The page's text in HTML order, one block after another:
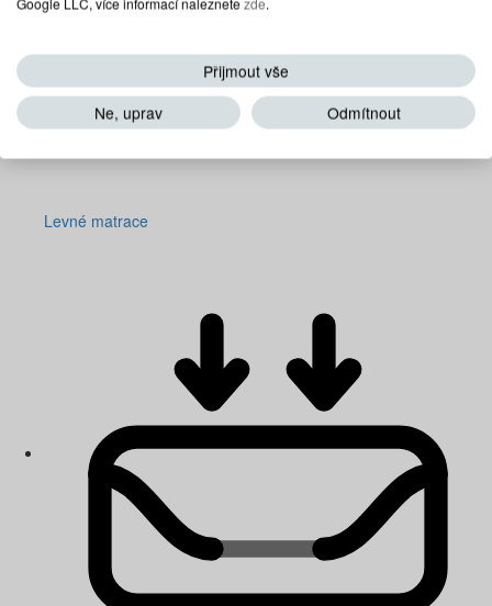
Levné matrace
Přijmout vše
Ne, uprav
Odmítnout